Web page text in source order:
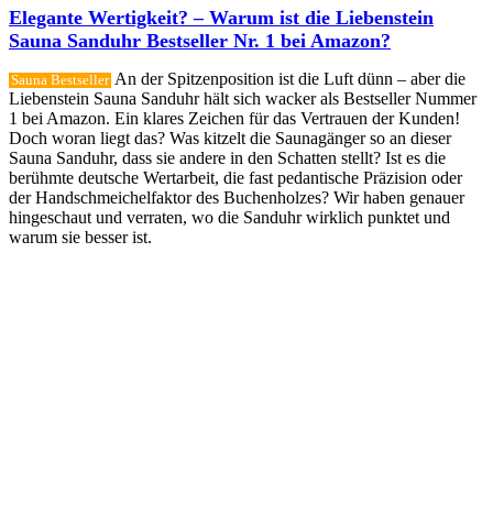
Elegante Wertigkeit? – Warum ist die Liebenstein
Sauna Sanduhr Bestseller Nr. 1 bei Amazon?
Sauna Bestseller An der Spitzenposition ist die Luft dünn – aber die
Liebenstein Sauna Sanduhr hält sich wacker als Bestseller Nummer
1 bei Amazon. Ein klares Zeichen für das Vertrauen der Kunden!
Doch woran liegt das? Was kitzelt die Saunagänger so an dieser
Sauna Sanduhr, dass sie andere in den Schatten stellt? Ist es die
berühmte deutsche Wertarbeit, die fast pedantische Präzision oder
der Handschmeichelfaktor des Buchenholzes? Wir haben genauer
hingeschaut und verraten, wo die Sanduhr wirklich punktet und
warum sie besser ist.